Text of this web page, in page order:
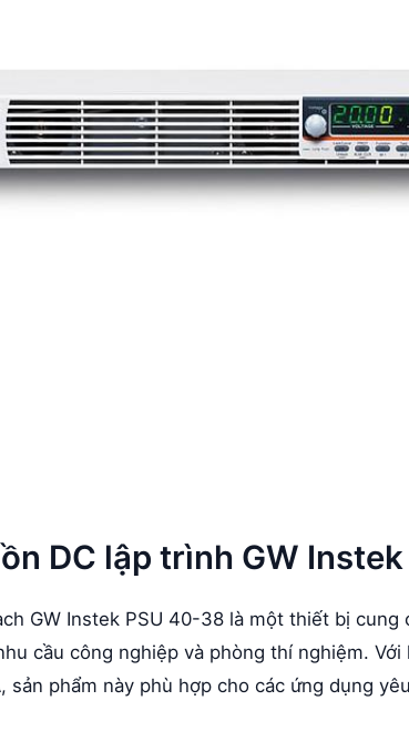
DC lập trình GW
GW Instek PSU 40-38 là một thiết bị cung
cầu công nghiệp và phòng thí nghiệm.
sản phẩm này phù hợp cho các ứng dụng